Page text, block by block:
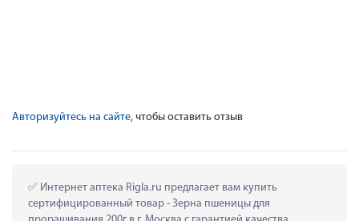
Авторизуйтесь на сайте, чтобы оставить отзыв
Интернет аптека Rigla.ru предлагает вам купить
сертифицированный товар - Зерна пшеницы для